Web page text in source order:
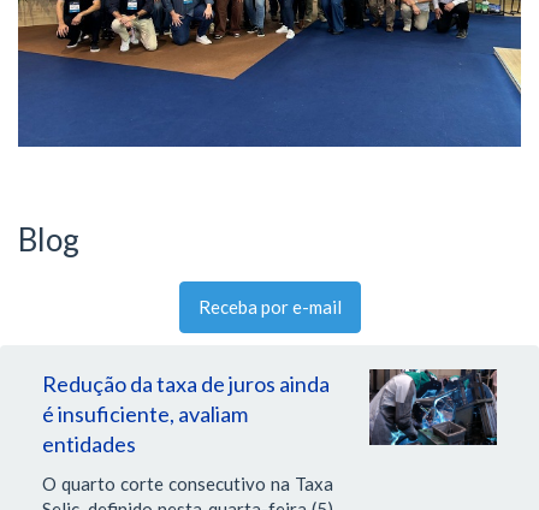
Blog
Receba por e-mail
Redução da taxa de juros ainda
é insuficiente, avaliam
entidades
O quarto corte consecutivo na Taxa